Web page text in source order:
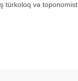
türkoloq və